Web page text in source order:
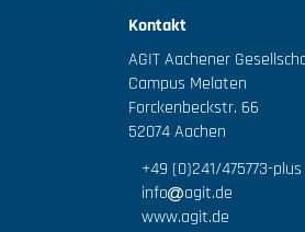
Kontakt
AGIT Aachener
Campus Melaten
Forckenbeckstr. 66
52074 Aachen
+49 (0)241/475773-
info
agit.de
www.agit.de